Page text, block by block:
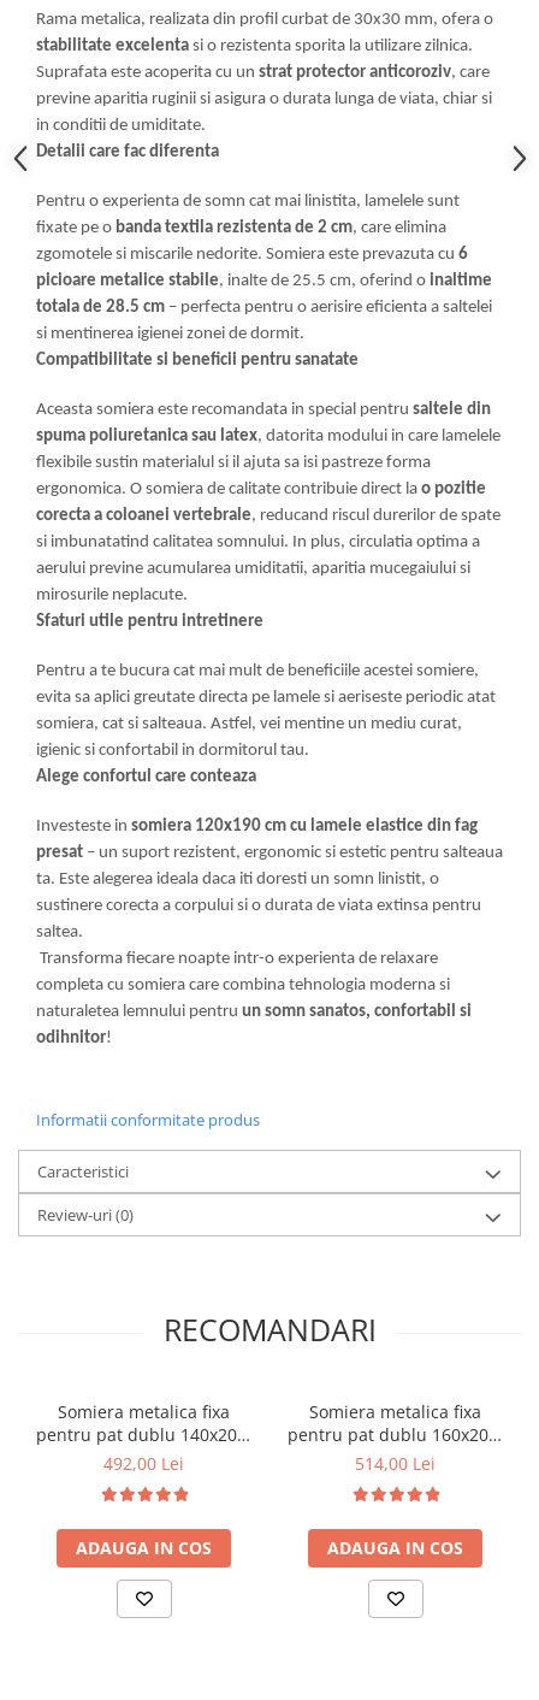
Rama metalica, realizata din profil curbat de 30x30 mm, ofera o
stabilitate excelenta si o rezistenta sporita la utilizare zilnica.
Suprafata este acoperita cu un strat protector anticoroziv, care
previne aparitia ruginii si asigura o durata lunga de viata, chiar si
in conditii de umiditate.
Detalii care fac diferenta
Pentru o experienta de somn cat mai linistita, lamelele sunt
fixate pe o banda textila rezistenta de 2 cm, care elimina
zgomotele si miscarile nedorite. Somiera este prevazuta cu 6
picioare metalice stabile, inalte de 25.5 cm, oferind o inaltime
totala de 28.5 cm – perfecta pentru o aerisire eficienta a saltelei
si mentinerea igienei zonei de dormit.
Compatibilitate si beneficii pentru sanatate
Aceasta somiera este recomandata in special pentru saltele din
spuma poliuretanica sau latex, datorita modului in care lamelele
flexibile sustin materialul si il ajuta sa isi pastreze forma
ergonomica. O somiera de calitate contribuie direct la o pozitie
corecta a coloanei vertebrale, reducand riscul durerilor de spate
si imbunatatind calitatea somnului. In plus, circulatia optima a
aerului previne acumularea umiditatii, aparitia mucegaiului si
mirosurile neplacute.
Sfaturi utile pentru intretinere
Pentru a te bucura cat mai mult de beneficiile acestei somiere,
evita sa aplici greutate directa pe lamele si aeriseste periodic atat
somiera, cat si salteaua. Astfel, vei mentine un mediu curat,
igienic si confortabil in dormitorul tau.
Alege confortul care conteaza
Investeste in somiera 120x190 cm cu lamele elastice din fag
presat – un suport rezistent, ergonomic si estetic pentru salteaua
ta. Este alegerea ideala daca iti doresti un somn linistit, o
sustinere corecta a corpului si o durata de viata extinsa pentru
saltea.
Transforma fiecare noapte intr-o experienta de relaxare
completa cu somiera care combina tehnologia moderna si
naturaletea lemnului pentru un somn sanatos, confortabil si
odihnitor!
Informatii conformitate produs
Caracteristici
Review-uri(0)
RECOMANDARI
Somiera metalica fixa
pentru pat dublu 140x200,
6 picioare, 32 lamele lemn
saltea ferm, negru
492,00 Lei
ADAUGA IN COS
Somiera metalica fixa
pentru pat dublu 160x200,
6 picioare, 32 lamele lemn
saltea ferm, negru
514,00 Lei
ADAUGA IN COS